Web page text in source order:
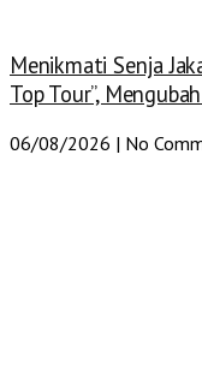
Menikmati Senja
Top Tour”,
06/08/2026 No